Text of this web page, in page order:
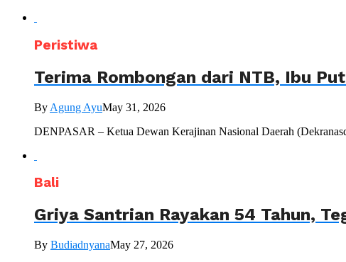
Peristiwa
Terima Rombongan dari NTB, Ibu
By Agung AyuMay 31, 2026
DENPASAR – Ketua Dewan Kerajinan Nasional Daerah
Bali
Griya Santrian Rayakan 54 Tahun,
By BudiadnyanaMay 27, 2026